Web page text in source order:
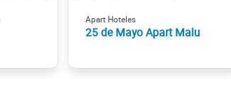
Apart Hoteles
25 de Mayo Apart Malu